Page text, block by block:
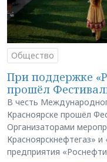
Общество
При поддержке
прошёл
В честь
Красноярске прошёл
Организаторами
Красноярскнефтегаз»
предприятия